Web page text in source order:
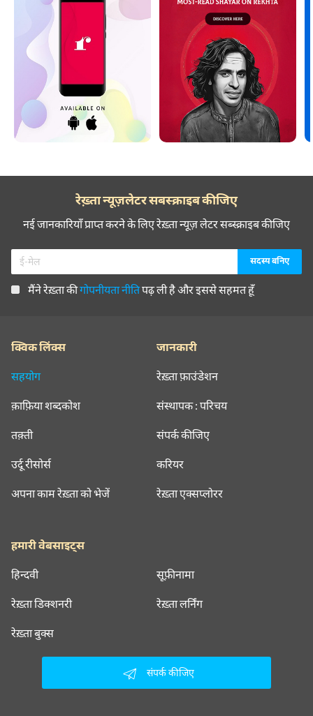
रेख़्ता न्यूज़लेटर सबस्क्राइब कीजिए
नई जानकारियाँ प्राप्त करने के लिए रेख़्ता न्यूज़ लेटर सब्स्क्राइब कीजिए
मैंने रेख़्ता कीगोपनीयता नीतिपढ़ ली है और इससे सहमत हूँ
क्विक लिंक्स
सहयोग
क़ाफ़िया शब्दकोश
तक़्ती
उर्दू रीसोर्स
अपना काम रेख़्ता को भेजें
जानकारी
रेख़्ता फ़ाउंडेशन
संस्थापक : परिचय
संपर्क कीजिए
करियर
रेख़्ता एक्सप्लोरर
हमारी वेबसाइट्स
हिन्दवी सूफ़ीनामा
रेख़्ता डिक्शनरी रेख़्ता लर्निंग
रेख़्ता बुक्स
संपर्क कीजिए